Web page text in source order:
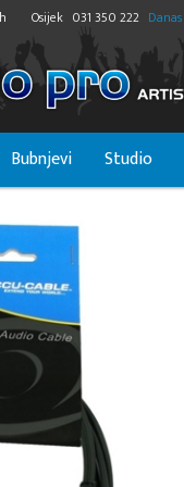
Osijek 031 350 222 Danas
Bubnjevi Studio